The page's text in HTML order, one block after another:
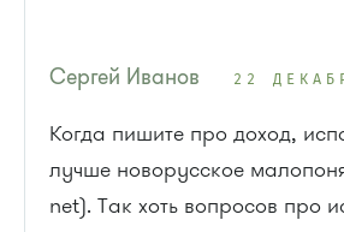
Сергей Иванов 22
Когда пишите про доход,
лучше новорусское
net). Так хоть вопросов про